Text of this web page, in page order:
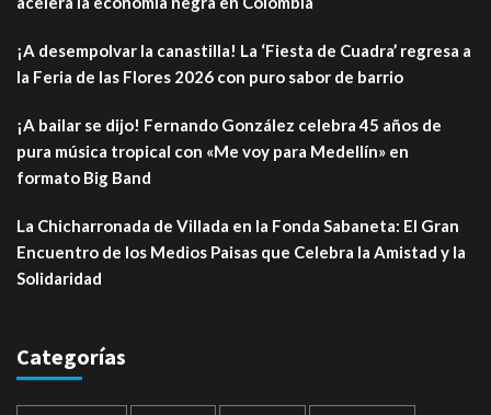
¡A desempolvar la canastilla! La ‘Fiesta de Cuadra’ regresa a
la Feria de las Flores 2026 con puro sabor de barrio
¡A bailar se dijo! Fernando González celebra 45 años de
pura música tropical con «Me voy para Medellín» en
formato Big Band
La Chicharronada de Villada en la Fonda Sabaneta: El Gran
Encuentro de los Medios Paisas que Celebra la Amistad y la
Solidaridad
Categorías